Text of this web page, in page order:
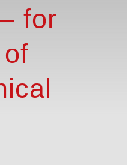
for